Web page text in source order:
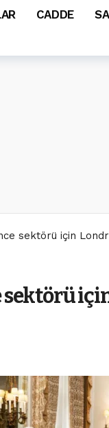
CADDE
sektörü için